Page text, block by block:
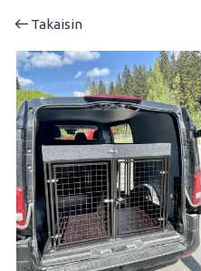
Takaisin